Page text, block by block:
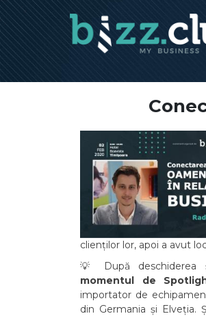
clienților lor, apoi a avut
💡 După deschiderea
momentul de
importator de
din Germania și Elveția.